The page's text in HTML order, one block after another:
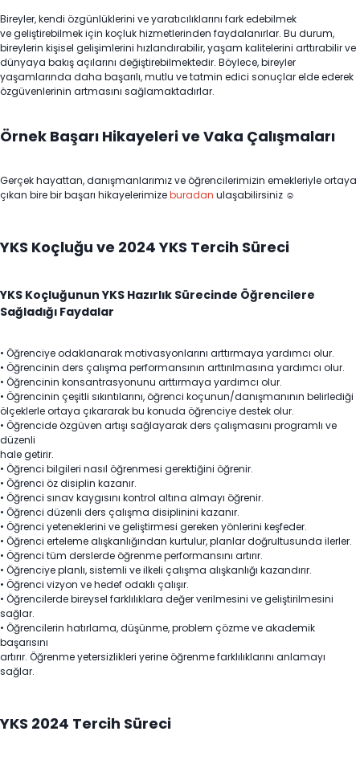
Bireyler, kendi özgünlüklerini ve yaratıcılıklarını fark edebilmek
ve geliştirebilmek için koçluk hizmetlerinden faydalanırlar. Bu durum,
bireylerin kişisel gelişimlerini hızlandırabilir, yaşam kalitelerini arttırabilir ve
dünyaya bakış açılarını değiştirebilmektedir. Böylece, bireyler
yaşamlarında daha başarılı, mutlu ve tatmin edici sonuçlar elde ederek
özgüvenlerinin artmasını sağlamaktadırlar.
Örnek Başarı Hikayeleri ve Vaka Çalışmaları
Gerçek hayattan, danışmanlarımız ve öğrencilerimizin emekleriyle ortaya
çıkan bire bir başarı hikayelerimizeburadan ulaşabilirsiniz ☺
YKS Koçluğu ve 2024 YKS Tercih Süreci
YKS Koçluğunun YKS Hazırlık Sürecinde Öğrencilere
Sağladığı Faydalar
• Öğrenciye odaklanarak motivasyonlarını arttırmaya yardımcı olur.
• Öğrencinin ders çalışma performansının arttırılmasına yardımcı olur.
• Öğrencinin konsantrasyonunu arttırmaya yardımcı olur.
• Öğrencinin çeşitli sıkıntılarını, öğrenci koçunun/danışmanının belirlediği
ölçeklerle ortaya çıkararak bu konuda öğrenciye destek olur.
• Öğrencide özgüven artışı sağlayarak ders çalışmasını programlı ve
düzenli
hale getirir.
• Öğrenci bilgileri nasıl öğrenmesi gerektiğini öğrenir.
• Öğrenci öz disiplin kazanır.
• Öğrenci sınav kaygısını kontrol altına almayı öğrenir.
• Öğrenci düzenli ders çalışma disiplinini kazanır.
• Öğrenci yeteneklerini ve geliştirmesi gereken yönlerini keşfeder.
• Öğrenci erteleme alışkanlığından kurtulur, planlar doğrultusunda ilerler.
• Öğrenci tüm derslerde öğrenme performansını artırır.
• Öğrenciye planlı, sistemli ve ilkeli çalışma alışkanlığı kazandırır.
• Öğrenci vizyon ve hedef odaklı çalışır.
• Öğrencilerde bireysel farklılıklara değer verilmesini ve geliştirilmesini
sağlar.
• Öğrencilerin hatırlama, düşünme, problem çözme ve akademik
başarısını
artırır. Öğrenme yetersizlikleri yerine öğrenme farklılıklarını anlamayı
sağlar.
YKS 2024 Tercih Süreci